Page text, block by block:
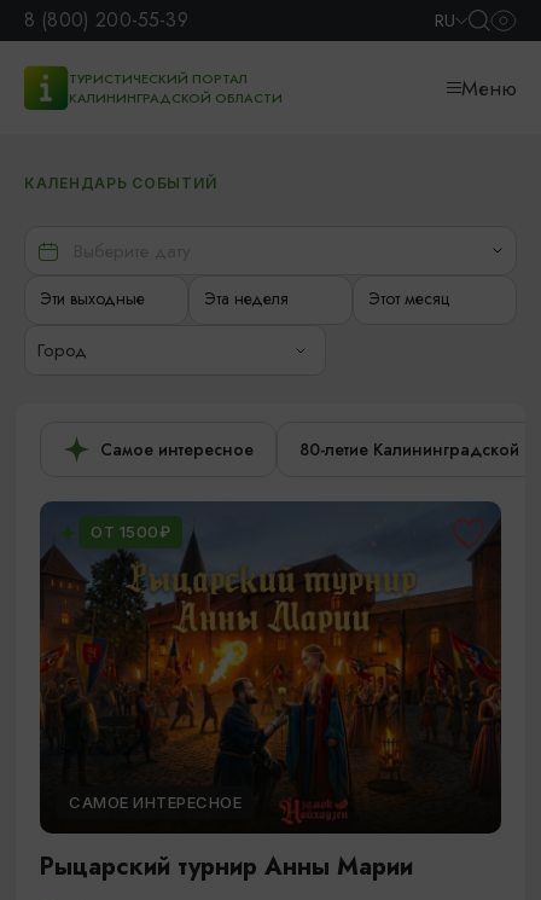
8 (800) 200-55-39 RU
ТУРИСТИЧЕСКИЙ ПОРТАЛ
КАЛИНИНГРАДСКОЙ ОБЛАСТИ
Меню
КАЛЕНДАРЬ СОБЫТИЙ
Эти выходные Эта неделя Этот месяц
Город
Самое интересное 80-летие Калининградской
ОТ 1500₽
САМОЕ ИНТЕРЕСНОЕ
Рыцарский турнир Анны Марии